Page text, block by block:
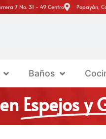
7 No. 31 - 49 Centro Popayán,
Baños
Espejos y